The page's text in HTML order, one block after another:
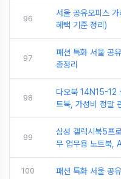
96
서울 공유오피스
혜택 기준 정리)
97
패션 특화 서울 공
총정리
98
다오북 14N15-12
트북, 가성비 정말
99
삼성 갤럭시북5프
무 업무용 노트북,
100 패션 특화 서울 공